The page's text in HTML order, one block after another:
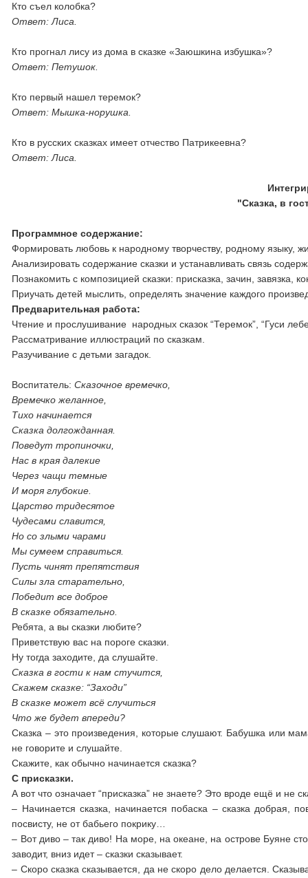
Кто съел колобка?
Ответ: Лиса.
Кто прогнал лису из дома в сказке «Заюшкина избушка»?
Ответ: Петушок.
Кто первый нашел теремок?
Ответ: Мышка-норушка.
Кто в русских сказках имеет отчество Патрикеевна?
Ответ: Лиса.
"Сказка, в
Программное содержание:
Формировать любовь к народному творчеству, родному языку,
Анализировать содержание сказки и устанавливать связь
Познакомить с композицией сказки: присказка, зачин, завязка,
Приучать детей мыслить, определять значение каждого
Предварительная работа:
Чтение и прослушивание народных сказок “Теремок”, “Гуси
Рассматривание иллюстраций по сказкам.
Разучивание с детьми загадок.
Воспитатель:Сказочное времечко,
Времечко желанное,
Тихо начинается
Сказка долгожданная.
Поведут тропиночки,
Нас в края далекие
Через чащи темные
И моря глубокие.
Царство тридесятое
Чудесами славится,
Но со злыми чарами
Мы сумеем справиться.
Пусть чинят препятствия
Силы зла старательно,
Победит все доброе
В сказке обязательно.
Ребята, а вы сказки любите?
Приветствую вас на пороге сказки.
Ну тогда заходите, да слушайте.
Сказка в гости к нам стучится,
Скажем сказке: “Заходи”
В сказке может всё случиться
Что же будет впереди?
Сказка – это произведения, которые слушают. Бабушка или
не говорите и слушайте.
Скажите, как обычно начинается сказка?
С присказки.
А вот что означает “присказка” не знаете? Это вроде ещё и не
– Начинается сказка, начинается побаска – сказка добрая,
посвисту, не от бабьего покрику…
– Вот диво – так диво! На море, на океане, на острове Буяне
заводит, вниз идет – сказки сказывает.
– Скоро сказка сказывается, да не скоро дело делается.